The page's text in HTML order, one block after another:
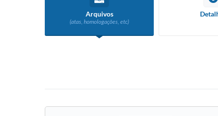
Arquivos
(atas, homologações, etc)